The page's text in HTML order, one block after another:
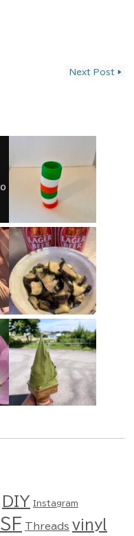
Next Post ▶
DIY Instagram
SF Threads vinyl